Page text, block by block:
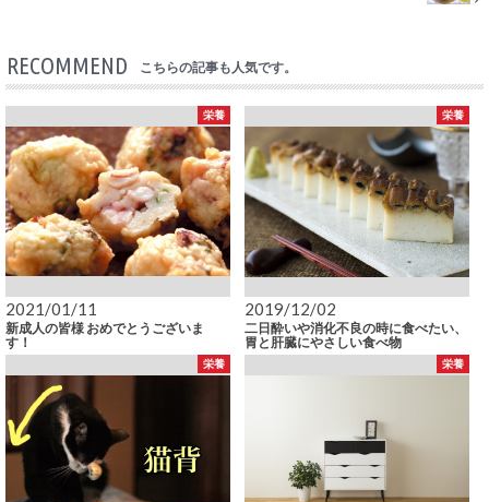
RECOMMEND こちらの記事も人気です。
栄養
2021/01/11
新成人の皆様 おめでとうございま
す！
栄養
2019/12/02
二日酔いや消化不良の時に食べたい、
胃と肝臓にやさしい食べ物
栄養 栄養